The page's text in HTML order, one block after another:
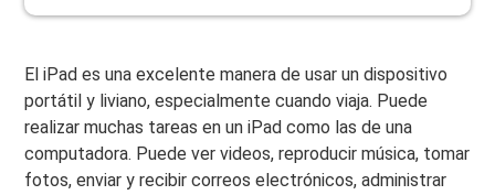
El iPad es una excelente manera de usar un dispositivo
portátil y liviano, especialmente cuando viaja. Puede
realizar muchas tareas en un iPad como las de una
computadora. Puede ver videos, reproducir música, tomar
fotos, enviar y recibir correos electrónicos, administrar